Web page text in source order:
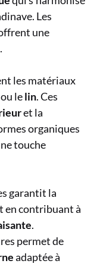
Les
une
.
les matériaux
ou lelin. Ces
et la
organiques
touche
garantit la
en contribuant à
.
permet de
adaptée à